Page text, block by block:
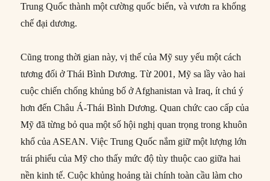
Trung Quốc thành một cường quốc biển, và vươn ra khống
chế đại dương.
Cũng trong thời gian này, vị thế của Mỹ suy yếu một cách
tương đối ở Thái Bình Dương. Từ 2001, Mỹ sa lầy vào hai
cuộc chiến chống khủng bố ở Afghanistan và Iraq, ít chú ý
hơn đến Châu Á-Thái Bình Dương. Quan chức cao cấp của
Mỹ đã từng bỏ qua một số hội nghị quan trọng trong khuôn
khổ của ASEAN. Việc Trung Quốc nắm giữ một lượng lớn
trái phiếu của Mỹ cho thấy mức độ tùy thuộc cao giữa hai
nền kinh tế. Cuộc khủng hoảng tài chính toàn cầu làm cho